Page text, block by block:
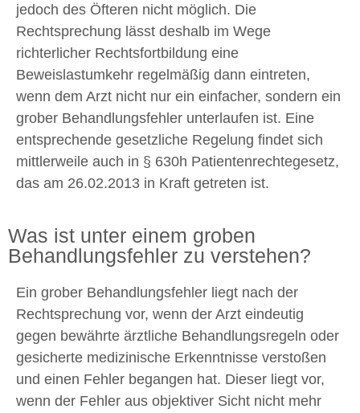
jedoch des Öfteren nicht möglich. Die
Rechtsprechung lässt deshalb im Wege
richterlicher Rechtsfortbildung eine
Beweislastumkehr regelmäßig dann eintreten,
wenn dem Arzt nicht nur ein einfacher, sondern ein
grober Behandlungsfehler unterlaufen ist. Eine
entsprechende gesetzliche Regelung findet sich
mittlerweile auch in § 630h Patientenrechtegesetz,
das am 26.02.2013 in Kraft getreten ist.
Was ist unter einem groben
Behandlungsfehler zu verstehen?
Ein grober Behandlungsfehler liegt nach der
Rechtsprechung vor, wenn der Arzt eindeutig
gegen bewährte ärztliche Behandlungsregeln oder
gesicherte medizinische Erkenntnisse verstoßen
und einen Fehler begangen hat. Dieser liegt vor,
wenn der Fehler aus objektiver Sicht nicht mehr